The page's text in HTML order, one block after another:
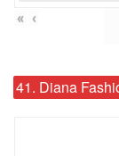
« ‹
41. Diana